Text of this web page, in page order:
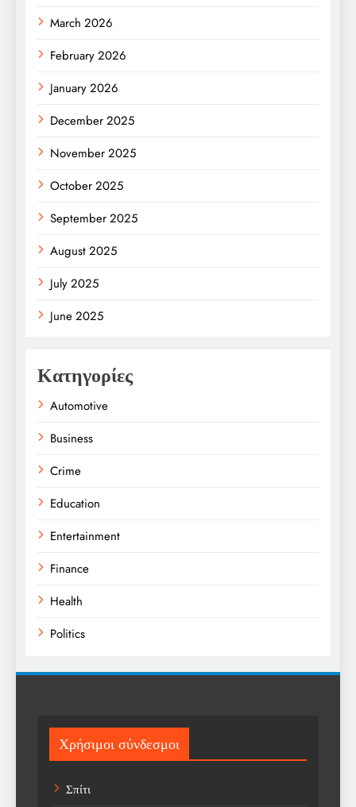
March 2026
February 2026
January 2026
December 2025
November 2025
October 2025
September 2025
August 2025
July 2025
June 2025
Κατηγορίες
Automotive
Business
Crime
Education
Entertainment
Finance
Health
Politics
Sport
Sports
Technology
Χρήσιμοι σύνδεσμοι
Σπίτι